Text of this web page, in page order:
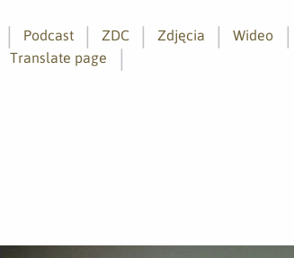
Podcast ZDC Zdjęcia Wideo
Translate page